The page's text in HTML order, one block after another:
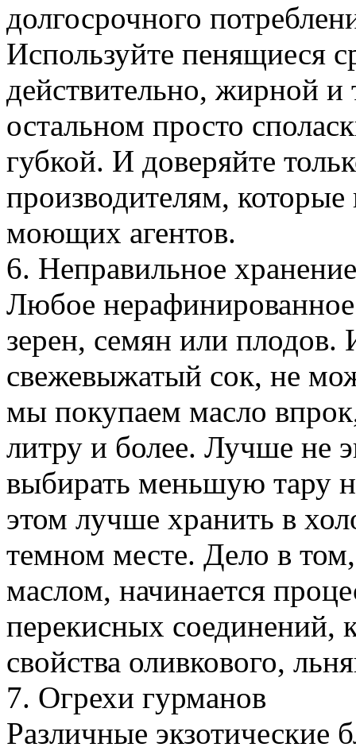
долгосрочного
Используйте пенящиеся
действительно, жирной
остальном просто
губкой. И доверяйте
производителям,
моющих агентов.
6. Неправильное
Любое
зерен, семян или
свежевыжатый сок, не
мы покупаем масло
литру и более. Лучше не
выбирать меньшую тару
этом лучше хранить в
темном месте. Дело в
маслом, начинается
перекисных соединений,
свойства оливкового,
7. Огрехи гурманов
Различные экзотические